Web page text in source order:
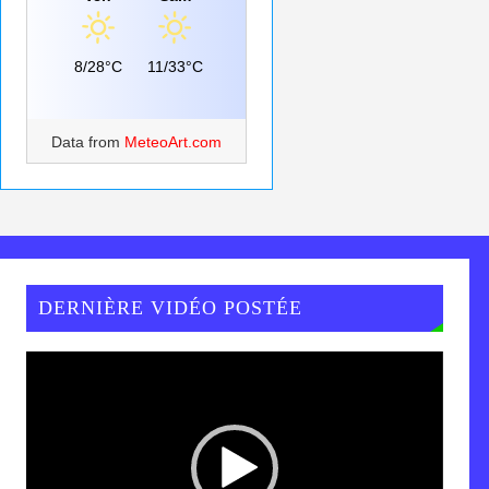
8/28°C 11/33°C
Data from MeteoArt.com
DERNIÈRE VIDÉO POSTÉE